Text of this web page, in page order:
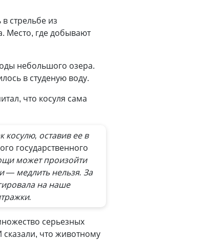
стрельбе из
Место, где добывают
небольшого озера.
в студеную воду.
что косуля сама
оставив ее в
государственного
может произойти
— медлить нельзя. За
на наше
серьезных
что животному